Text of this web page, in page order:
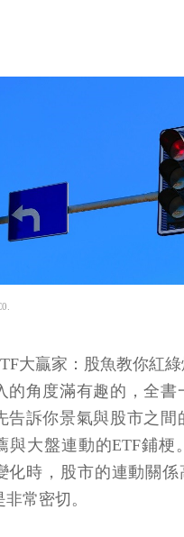
大贏家：股魚教你紅綠
的角度滿有趣的，全書
告訴你景氣與股市之間
與大盤連動的ETF鋪梗
化時，股市的連動關係
常密切。